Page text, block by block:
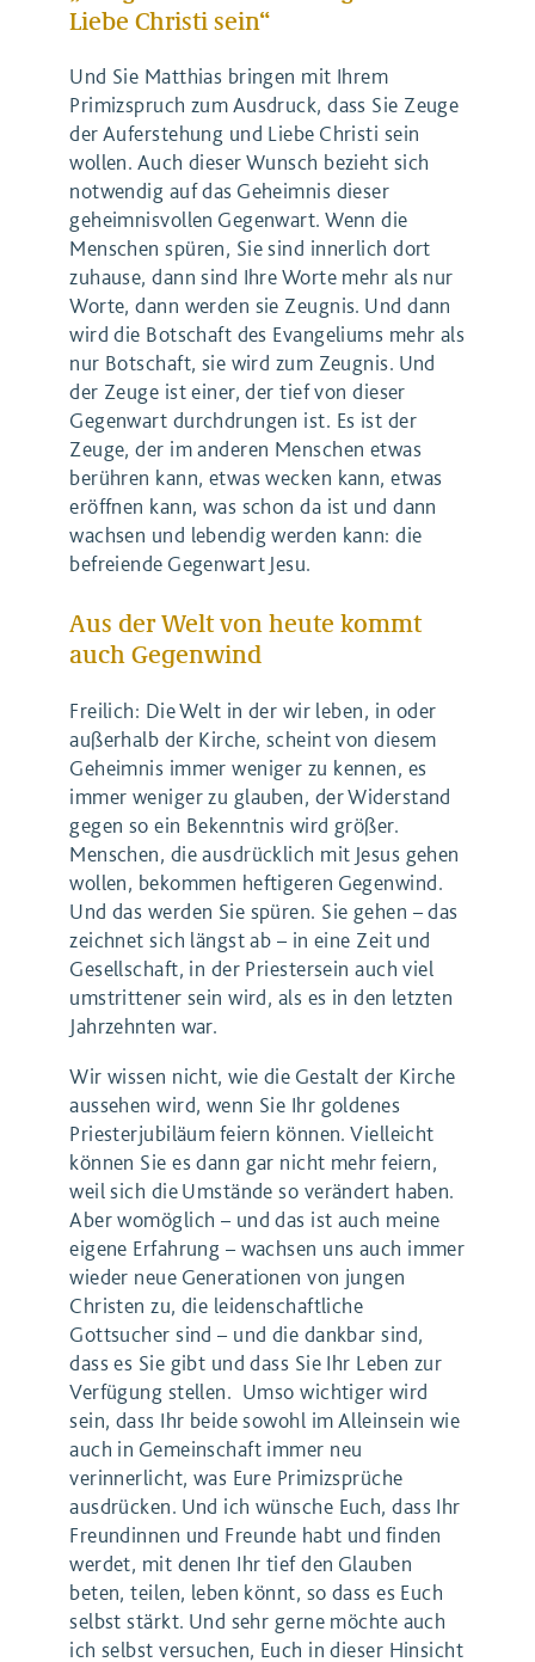
Liebe Christi sein“
Und Sie Matthias bringen mit Ihrem
Primizspruch zum Ausdruck, dass Sie Zeuge
der Auferstehung und Liebe Christi sein
wollen. Auch dieser Wunsch bezieht sich
notwendig auf das Geheimnis dieser
geheimnisvollen Gegenwart. Wenn die
Menschen spüren, Sie sind innerlich dort
zuhause, dann sind Ihre Worte mehr als nur
Worte, dann werden sie Zeugnis. Und dann
wird die Botschaft des Evangeliums mehr als
nur Botschaft, sie wird zum Zeugnis. Und
der Zeuge ist einer, der tief von dieser
Gegenwart durchdrungen ist. Es ist der
Zeuge, der im anderen Menschen etwas
berühren kann, etwas wecken kann, etwas
eröffnen kann, was schon da ist und dann
wachsen und lebendig werden kann: die
befreiende Gegenwart Jesu.
Aus der Welt von heute kommt
auch Gegenwind
Freilich: Die Welt in der wir leben, in oder
außerhalb der Kirche, scheint von diesem
Geheimnis immer weniger zu kennen, es
immer weniger zu glauben, der Widerstand
gegen so ein Bekenntnis wird größer.
Menschen, die ausdrücklich mit Jesus gehen
wollen, bekommen heftigeren Gegenwind.
Und das werden Sie spüren. Sie gehen – das
zeichnet sich längst ab – in eine Zeit und
Gesellschaft, in der Priestersein auch viel
umstrittener sein wird, als es in den letzten
Jahrzehnten war.
Wir wissen nicht, wie die Gestalt der Kirche
aussehen wird, wenn Sie Ihr goldenes
Priesterjubiläum feiern können. Vielleicht
können Sie es dann gar nicht mehr feiern,
weil sich die Umstände so verändert haben.
Aber womöglich – und das ist auch meine
eigene Erfahrung – wachsen uns auch immer
wieder neue Generationen von jungen
Christen zu, die leidenschaftliche
Gottsucher sind – und die dankbar sind,
dass es Sie gibt und dass Sie Ihr Leben zur
Verfügung stellen. Umso wichtiger wird
sein, dass Ihr beide sowohl im Alleinsein wie
auch in Gemeinschaft immer neu
verinnerlicht, was Eure Primizsprüche
ausdrücken. Und ich wünsche Euch, dass Ihr
Freundinnen und Freunde habt und finden
werdet, mit denen Ihr tief den Glauben
beten, teilen, leben könnt, so dass es Euch
selbst stärkt. Und sehr gerne möchte auch
ich selbst versuchen, Euch in dieser Hinsicht